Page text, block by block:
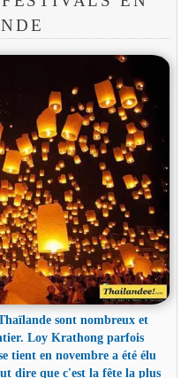
sont nombreux et
Loy Krathong parfois
tient en novembre a été élu
dire que c'est la fête la plus